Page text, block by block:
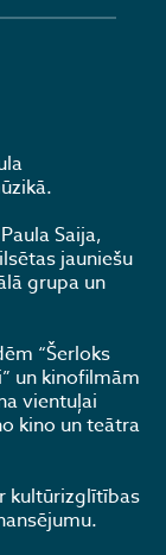
Saija,
jauniešu
grupa un
“Šerloks
un kinofilmām
vientuļai
kino un teātra
kultūrizglītības